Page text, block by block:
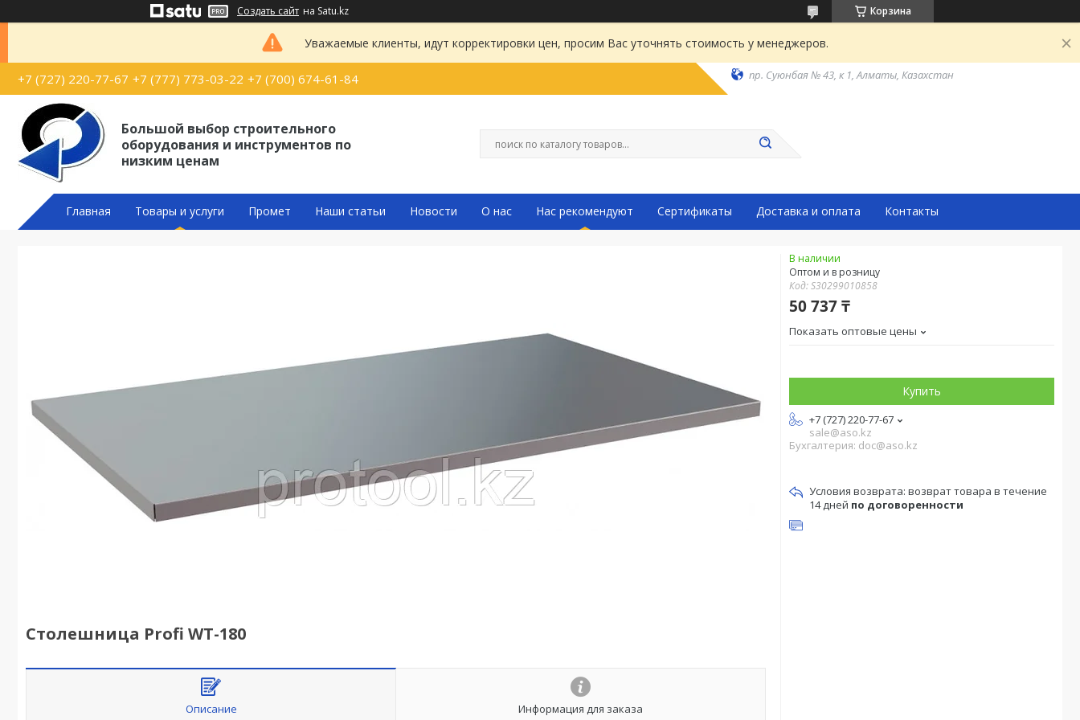
Создать сайт на Satu.kz Корзина
Уважаемые клиенты, идут корректировки цен, просим Вас уточнять стоимость у менеджеров.
+7 (727) 220-77-67 +7 (777) 773-03-22 +7 (700) 674-61-84 пр. Суюнбая № 43, к 1, Алматы, Казахстан
Большой выбор строительного
оборудования и инструментов по
низким ценам
Главная Товары и услуги Промет Наши статьи Новости О нас Нас рекомендуют Сертификаты Доставка и оплата Контакты
Столешница Profi WT-180
Описание Информация для заказа
В наличии
Оптом и в розницу
Код:S30299010858
50 737 ₸
Показать оптовые цены
Купить
+7 (727) 220-77-67
sale@aso.kz
Бухгалтерия: doc@aso.kz
возврат товара в течение
14 дней по договоренности